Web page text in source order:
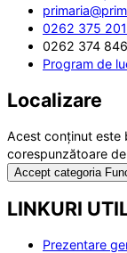
0262 375 201
0262 374 846
Program de
Localizare
Acest conținut este
corespunzătoare
Accept categoria
LINKURI
Prezentare